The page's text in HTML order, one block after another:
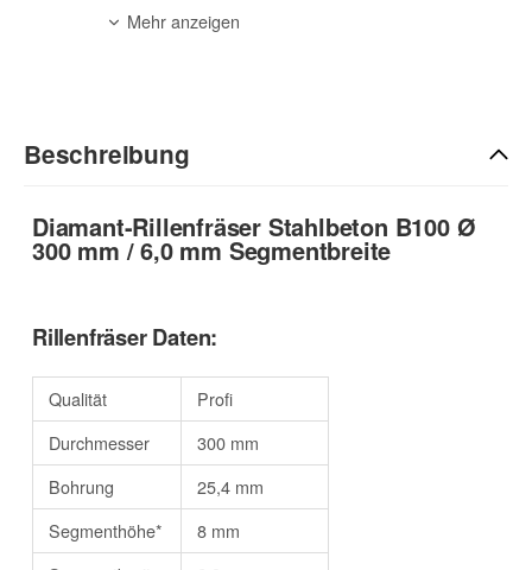
Anwendungsbereich:Mehr anzeigen
Beschreibung
Diamant-Rillenfräser Stahlbeton B100 Ø
300 mm / 6,0 mm Segmentbreite
Rillenfräser Daten:
Qualität
Profi
Durchmesser
300 mm
Bohrung
25,4 mm
Segmenthöhe*
8 mm